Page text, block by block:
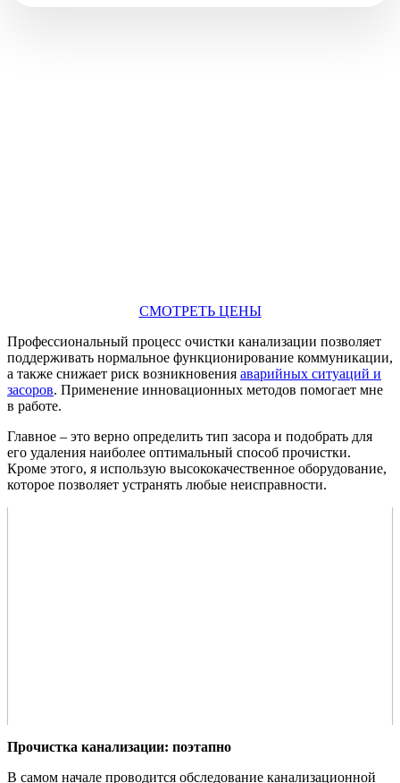
СМОТРЕТЬ ЦЕНЫ
Профессиональный процесс очистки канализации позволяет
поддерживать нормальное функционирование коммуникации,
а также снижает риск возникновения аварийных ситуаций и
засоров. Применение инновационных методов помогает мне
в работе.
Главное – это верно определить тип засора и подобрать для
его удаления наиболее оптимальный способ прочистки.
Кроме этого, я использую высококачественное оборудование,
которое позволяет устранять любые неисправности.
Прочистка канализации: поэтапно
В самом начале проводится обследование канализационной